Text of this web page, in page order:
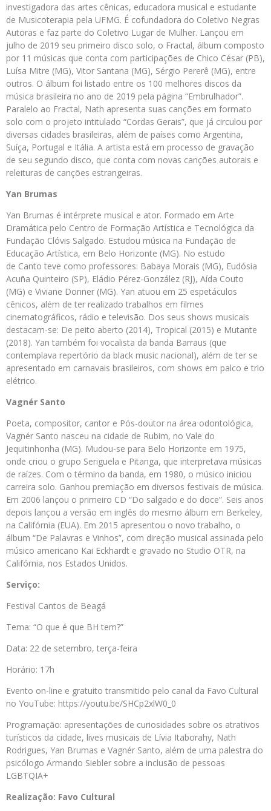
investigadora das artes cênicas, educadora musical e estudante
de Musicoterapia pela UFMG. É cofundadora do Coletivo Negras
Autoras e faz parte do Coletivo Lugar de Mulher. Lançou em
julho de 2019 seu primeiro disco solo, o Fractal, álbum composto
por 11 músicas que conta com participações de Chico César (PB),
Luísa Mitre (MG), Vitor Santana (MG), Sérgio Pererê (MG), entre
outros. O álbum foi listado entre os 100 melhores discos da
música brasileira no ano de 2019 pela página “Embrulhador”.
Paralelo ao Fractal, Nath apresenta suas canções em formato
solo com o projeto intitulado “Cordas Gerais”, que já circulou por
diversas cidades brasileiras, além de países como Argentina,
Suíça, Portugal e Itália. A artista está em processo de gravação
de seu segundo disco, que conta com novas canções autorais e
releituras de canções estrangeiras.
Yan Brumas
Yan Brumas é intérprete musical e ator. Formado em Arte
Dramática pelo Centro de Formação Artística e Tecnológica da
Fundação Clóvis Salgado. Estudou música na Fundação de
Educação Artística, em Belo Horizonte (MG). No estudo
de Canto teve como professores: Babaya Morais (MG), Eudósia
Acuña Quinteiro (SP), Eládio Pérez-González (RJ), Aída Couto
(MG) e Viviane Donner (MG). Yan atuou em 25 espetáculos
cênicos, além de ter realizado trabalhos em filmes
cinematográficos, rádio e televisão. Dos seus shows musicais
destacam-se: De peito aberto (2014), Tropical (2015) e Mutante
(2018). Yan também foi vocalista da banda Barraus (que
contemplava repertório da black music nacional), além de ter se
apresentado em carnavais brasileiros, com shows em palco e trio
elétrico.
Vagnér Santo
Poeta, compositor, cantor e Pós-doutor na área odontológica,
Vagnér Santo nasceu na cidade de Rubim, no Vale do
Jequitinhonha (MG). Mudou-se para Belo Horizonte em 1975,
onde criou o grupo Seriguela e Pitanga, que interpretava músicas
de raízes. Com o término da banda, em 1980, o músico iniciou
carreira solo. Ganhou premiação em diversos festivais de música.
Em 2006 lançou o primeiro CD “Do salgado e do doce”. Seis anos
depois lançou a versão em inglês do mesmo álbum em Berkeley,
na Califórnia (EUA). Em 2015 apresentou o novo trabalho, o
álbum “De Palavras e Vinhos”, com direção musical assinada pelo
músico americano Kai Eckhardt e gravado no Studio OTR, na
Califórnia, nos Estados Unidos.
Serviço:
Festival Cantos de Beagá
Tema: “O que é que BH tem?”
Data: 22 de setembro, terça-feira
Horário: 17h
Evento on-line e gratuito transmitido pelo canal da Favo Cultural
no YouTube: https://youtu.be/SHCp2xlW0_0
Programação: apresentações de curiosidades sobre os atrativos
turísticos da cidade, lives musicais de Lívia Itaborahy, Nath
Rodrigues, Yan Brumas e Vagnér Santo, além de uma palestra do
psicólogo Armando Siebler sobre a inclusão de pessoas
LGBTQIA+
Realização: Favo Cultural